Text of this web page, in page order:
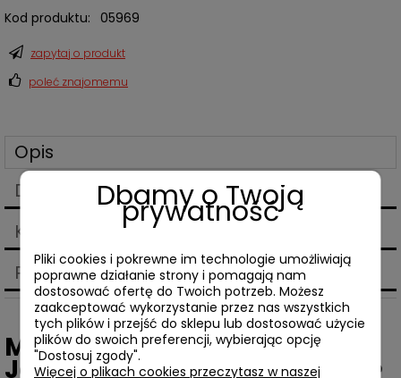
Kod produktu: 05969
zapytaj o produkt
poleć znajomemu
Opis
Dane techniczne
Koszty dostawy
Produkty powiązane
Margaryta
Jakowenko,Przemieszczenie
Dbamy o Twoją
prywatność
Pliki cookies i pokrewne im technologie umożliwiają
poprawne działanie strony i pomagają nam
dostosować ofertę do Twoich potrzeb. Możesz
zaakceptować wykorzystanie przez nas wszystkich
tych plików i przejść do sklepu lub dostosować użycie
plików do swoich preferencji, wybierając opcję
"Dostosuj zgody".
Więcej o plikach cookies przeczytasz w naszej